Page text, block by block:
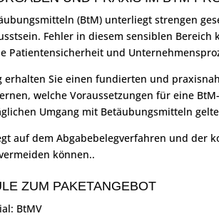
(BtM) unterliegt strengen
Fehler in diesem sensiblen
Patientensicherheit und
erhalten Sie einen fundierten und
welche Voraussetzungen für eine
Umgang mit Betäubungsmitteln
auf dem Abgabebelegverfahren und
können..
ZUM PAKETANGEBOT
BtMV